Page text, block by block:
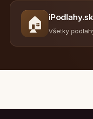
🏠 iPodlahy.sk
Všetky